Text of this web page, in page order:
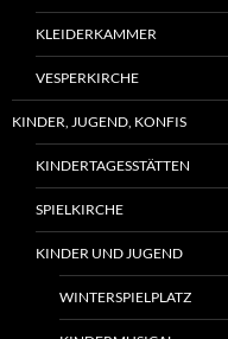
KLEIDERKAMMER
VESPERKIRCHE
KINDER, JUGEND, KONFIS
KINDERTAGESSTÄTTEN
SPIELKIRCHE
KINDER UND JUGEND
WINTERSPIELPLATZ